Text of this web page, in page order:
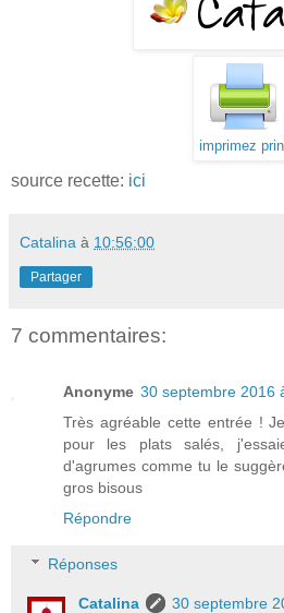
imprimez
source recette: ici
Catalina à 10:56:00
Partager
7 commentaires:
Anonyme 30 septembre 2016
Très agréable cette entrée !
pour les plats salés,
d'agrumes comme tu le
gros bisous
Répondre
Réponses
Catalina
30 septembre